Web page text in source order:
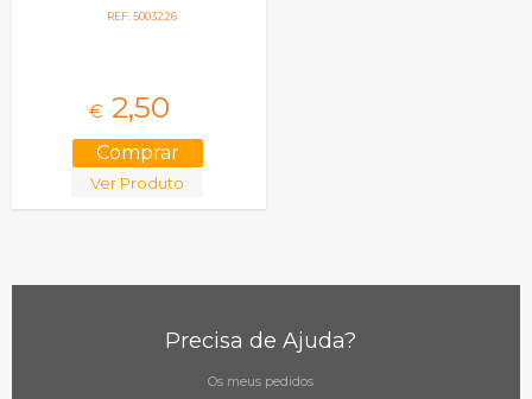
REF: 5003226
€ 2,50
Ver Produto
Precisa de Ajuda?
Os meus pedidos